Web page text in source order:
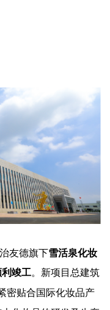
友德旗下雪活泉化妆
利竣工。新项目总建筑
密贴合国际化妆品产